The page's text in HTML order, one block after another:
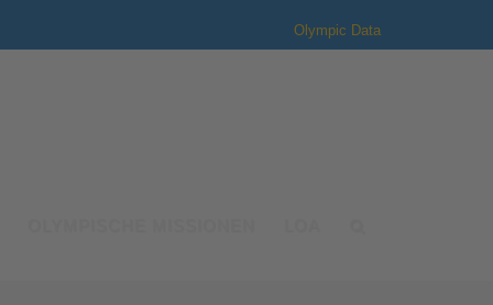
Olympic Data